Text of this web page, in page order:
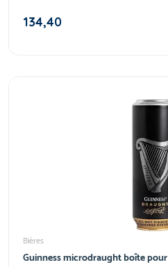
134,40
Bières
Guinness microdraught boîte